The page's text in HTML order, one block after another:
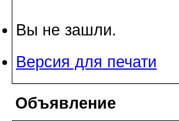
Вы не зашли.
Версия для печати
Объявление